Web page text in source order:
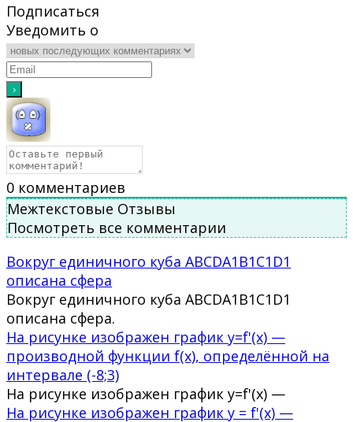
Подписаться
Уведомить о
0 комментариев
Межтекстовые Отзывы
Посмотреть все комментарии
Вокруг единичного куба ABCDA1B1C1D1
описана сфера
Вокруг единичного куба ABCDA1B1C1D1
описана сфера.
На рисунке изображен график y=f'(x) —
производной функции f(x), определённой на
интервале (-8;3)
На рисунке изображен график y=f'(x) —
На рисунке изображен график y = f'(x) —